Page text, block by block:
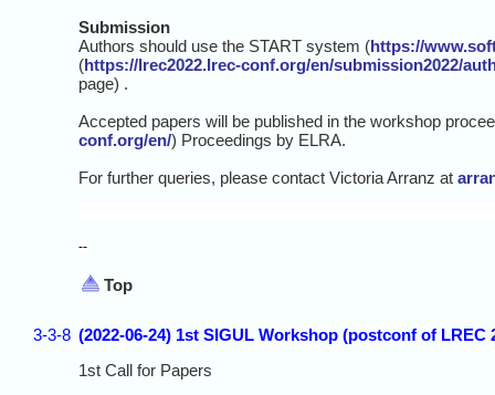
Submission
Authors should use the START system (https://
(https://lrec2022.lrec-conf.org/en/submission2022/
page) .
Accepted papers will be published in the workshop
conf.org/en/) Proceedings by ELRA.
For further queries, please contact Victoria Arranz at
--
Top
3-3-8 (2022-06-24) 1st SIGUL Workshop (postconf of LREC
1st Call for Papers